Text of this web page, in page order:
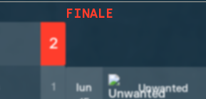
2
1
FINALE
lun
Unwanted